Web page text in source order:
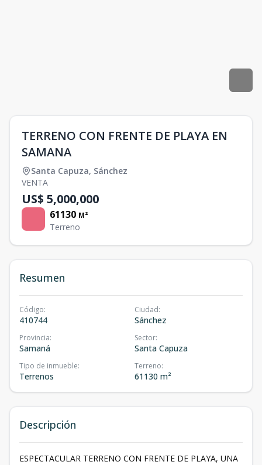
TERRENO CON FRENTE DE PLAYA EN
SAMANA
Santa Capuza, Sánchez
VENTA
US$ 5,000,000
61130 M²
Terreno
Resumen
Código:
410744
Ciudad:
Sánchez
Provincia:
Samaná
Sector:
Santa Capuza
Tipo de inmueble:
Terrenos
Terreno:
61130 m²
Descripción
ESPECTACULAR TERRENO CON FRENTE DE PLAYA, UNA